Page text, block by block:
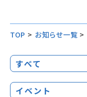
TOP > お知らせ一覧 >
すべて
イベント